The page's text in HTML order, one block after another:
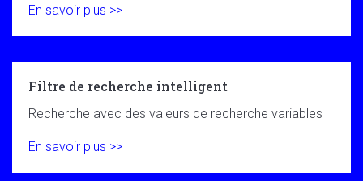
En savoir plus >>
Filtre de recherche intelligent
Recherche avec des valeurs de recherche variables
En savoir plus >>